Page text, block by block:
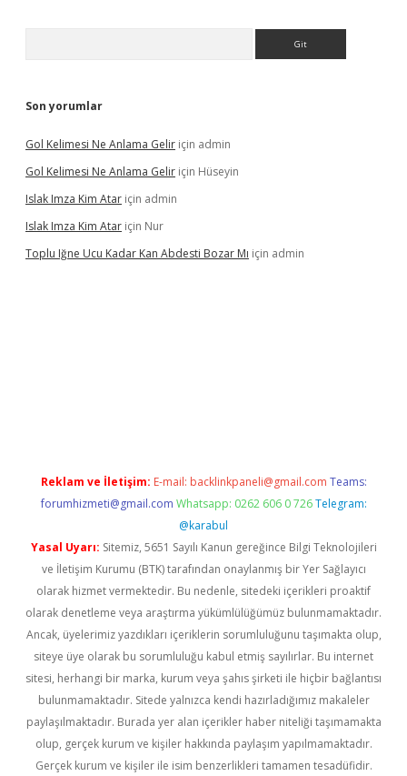
Son yorumlar
Gol Kelimesi Ne Anlama Gelir için admin
Gol Kelimesi Ne Anlama Gelir için Hüseyin
Islak Imza Kim Atar için admin
Islak Imza Kim Atar için Nur
Toplu Iğne Ucu Kadar Kan Abdesti Bozar Mı için admin
Reklam ve İletişim: E-mail: backlinkpaneli@gmail.com Teams:
forumhizmeti@gmail.com Whatsapp: 0262 606 0 726 Telegram:
@karabul
Yasal Uyarı: Sitemiz, 5651 Sayılı Kanun gereğince Bilgi Teknolojileri
ve İletişim Kurumu (BTK) tarafından onaylanmış bir Yer Sağlayıcı
olarak hizmet vermektedir. Bu nedenle, sitedeki içerikleri proaktif
olarak denetleme veya araştırma yükümlülüğümüz bulunmamaktadır.
Ancak, üyelerimiz yazdıkları içeriklerin sorumluluğunu taşımakta olup,
siteye üye olarak bu sorumluluğu kabul etmiş sayılırlar. Bu internet
sitesi, herhangi bir marka, kurum veya şahıs şirketi ile hiçbir bağlantısı
bulunmamaktadır. Sitede yalnızca kendi hazırladığımız makaleler
paylaşılmaktadır. Burada yer alan içerikler haber niteliği taşımamakta
olup, gerçek kurum ve kişiler hakkında paylaşım yapılmamaktadır.
Gerçek kurum ve kişiler ile isim benzerlikleri tamamen tesadüfidir.